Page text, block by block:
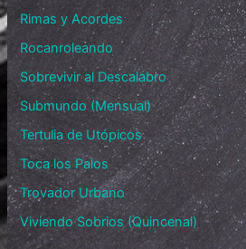
Rimas y Acordes
Rocanroleando
Sobrevivir al Descalabro
Submundo (Mensual)
Tertulia de Utópicos
Toca los Palos
Trovador Urbano
Viviendo Sobrios (Quincenal)